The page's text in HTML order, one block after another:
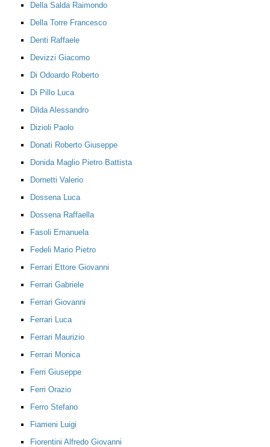
Della Salda Raimondo
Della Torre Francesco
Denti Raffaele
Devizzi Giacomo
Di Odoardo Roberto
Di Pillo Luca
Dilda Alessandro
Dizioli Paolo
Donati Roberto Giuseppe
Donida Maglio Pietro Battista
Dornetti Valerio
Dossena Luca
Dossena Raffaella
Fasoli Emanuela
Fedeli Mario Pietro
Ferrari Ettore Giovanni
Ferrari Gabriele
Ferrari Giovanni
Ferrari Luca
Ferrari Maurizio
Ferrari Monica
Ferri Giuseppe
Ferri Orazio
Ferro Stefano
Fiameni Luigi
Fiorentini Alfredo Giovanni